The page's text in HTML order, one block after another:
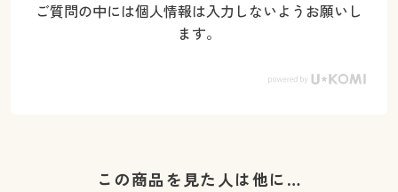
ご質問の中には個人情報は入力しないようお願いし
ます。
この商品を見た人は他に…